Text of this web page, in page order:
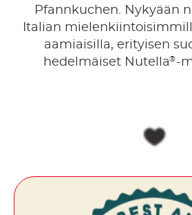
Pfannkuchen. Nykyään
Italian
aamiaisilla, erityisen
hedelmäiset Nutella®-